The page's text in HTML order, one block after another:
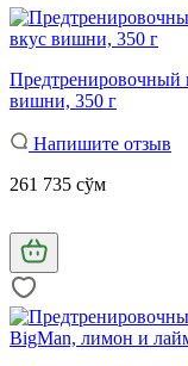
Предтренировочный
вишни, 350 г
Напишите отзыв
261 735 сўм